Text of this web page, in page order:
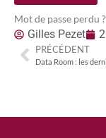
Mot de passe perdu ?
Gilles Pezet
PRÉCÉDENT